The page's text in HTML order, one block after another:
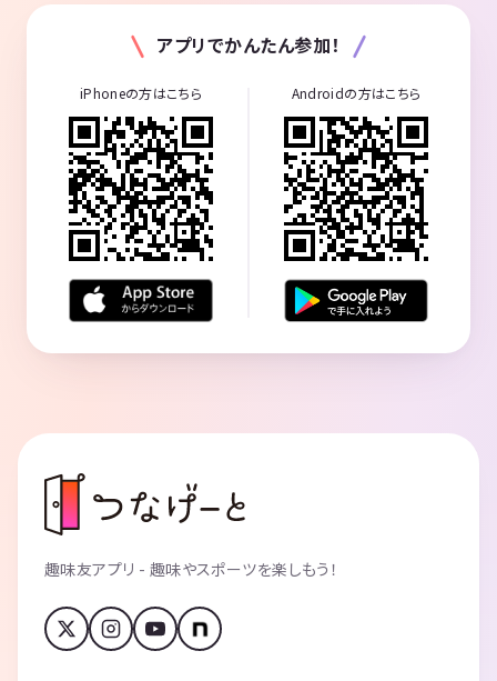
アプリでかんたん参加！
iPhoneの方はこちら Androidの方はこちら
趣味友アプリ - 趣味やスポーツを楽しもう！